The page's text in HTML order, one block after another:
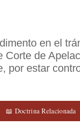
en el
Corte de
por estar
📖 Doctrina Relacionada